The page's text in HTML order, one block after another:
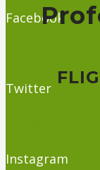
Facebook
Twitter
Instagram